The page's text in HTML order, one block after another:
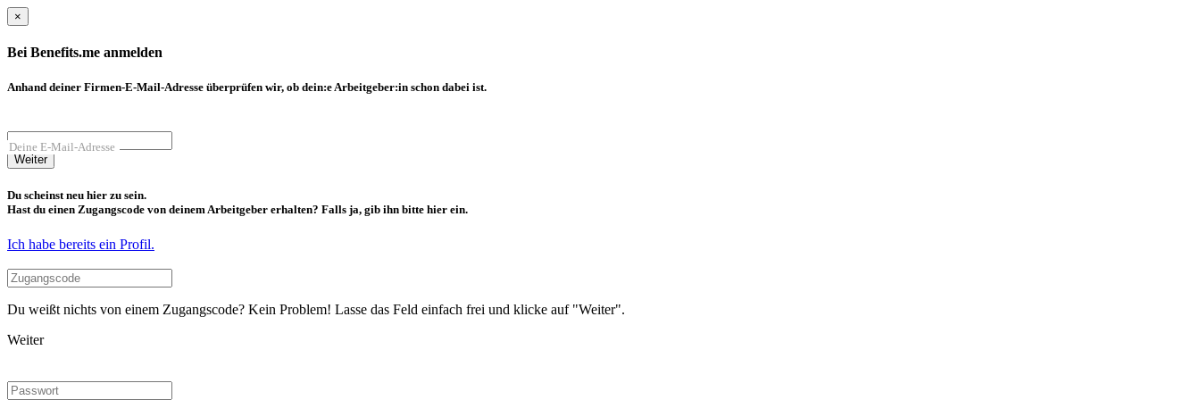
×
Bei Benefits.me anmelden
Anhand deiner Firmen-E-Mail-Adresse überprüfen wir, ob dein:e Arbeitgeber:in schon dabei ist.
Deine E-Mail-Adresse
Weiter
Du scheinst neu hier zu sein.
Hast du einen Zugangscode von deinem Arbeitgeber erhalten? Falls ja, gib ihn bitte hier ein.
Ich habe bereits ein Profil.
Du weißt nichts von einem Zugangscode? Kein Problem! Lasse das Feld einfach frei und klicke auf "Weiter".
Weiter